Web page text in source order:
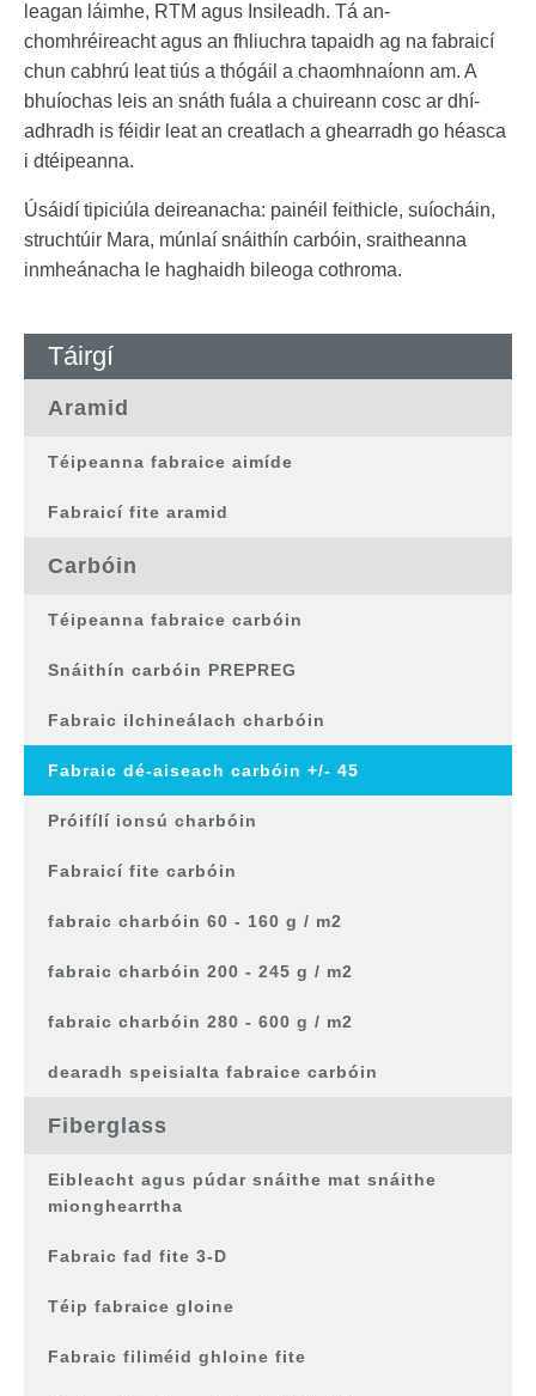
Táirgí
Aramid
Téipeanna fabraice aimíde
Fabraicí fite aramid
Carbóin
Téipeanna fabraice carbóin
Snáithín carbóin PREPREG
Fabraic ilchineálach charbóin
Fabraic dé-aiseach carbóin +/- 45
Próifílí ionsú charbóin
Fabraicí fite carbóin
fabraic charbóin 60 - 160 g / m2
fabraic charbóin 200 - 245 g / m2
fabraic charbóin 280 - 600 g / m2
dearadh speisialta fabraice carbóin
Fiberglass
Eibleacht agus púdar snáithe mat snáithe
mionghearrtha
Fabraic fad fite 3-D
Téip fabraice gloine
Fabraic filiméid ghloine fite
leagan láimhe, RTM agus Insileadh. Tá an-
chomhréireacht agus an fhliuchra tapaidh ag na fabraicí
chun cabhrú leat tiús a thógáil a chaomhnaíonn am. A
bhuíochas leis an snáth fuála a chuireann cosc ​​ar dhí-
adhradh is féidir leat an creatlach a ghearradh go héasca
i dtéipeanna.
Úsáidí tipiciúla deireanacha: painéil feithicle, suíocháin,
struchtúir Mara, múnlaí snáithín carbóin, sraitheanna
inmheánacha le haghaidh bileoga cothroma.